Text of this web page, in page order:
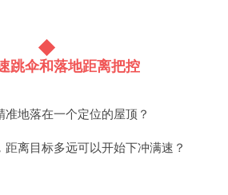
跳伞和落地距离把控
准地落在一个定位的屋顶？
距离目标多远可以开始下冲满速？